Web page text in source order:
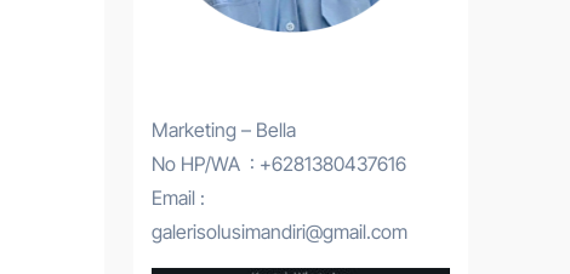
Marketing – Bella
No HP/WA : +6281380437616
Email :
galerisolusimandiri@gmail.com